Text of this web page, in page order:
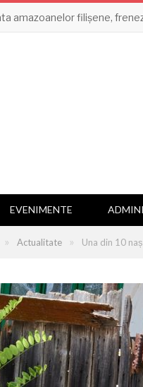
amazoanelor filișene,
EVENIMENTE
» Actualitate » Una din 10